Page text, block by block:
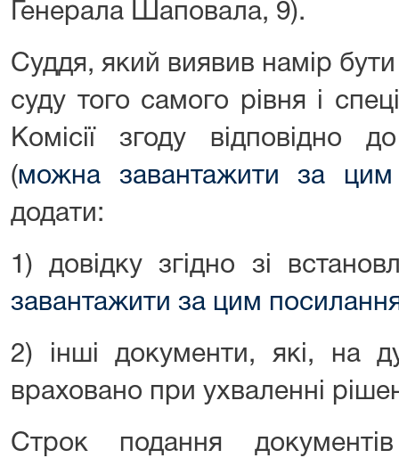
Генерала Шаповала, 9).
Суддя, який виявив намір
суду того самого рівня і
Комісії згоду відповідно
(можна завантажити за цим
додати:
1) довідку згідно зі
завантажити за цим
2) інші документи, які, на
враховано при ухваленні
Строк подання